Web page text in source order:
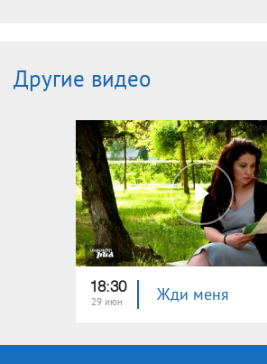
Другие видео
18:30
29 июн Жди меня